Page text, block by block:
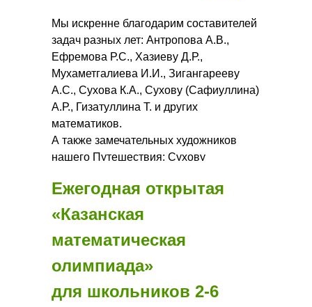
Мы искренне благодарим составителей
задач разных лет: Антропова А.В.,
Ефремова Р.С., Хазиеву Д.Р.,
Мухаметгалиева И.И., Зигангарееву
А.С., Сухова К.А., Сухову (Сафиуллина)
А.Р., Гизатуллина Т. и других
математиков.
А также замечательных художников
нашего Путешествия: Сухову
Маломуж Ангелину, Лаврикову
Ангелину, Миннивалееву Зарему,
Богданову Елизавету, Топоркову Киру,
Паткину Дарью и многих-многих других
Ежегодная открытая
«Казанская
математическая
олимпиада»
для школьников 2-6